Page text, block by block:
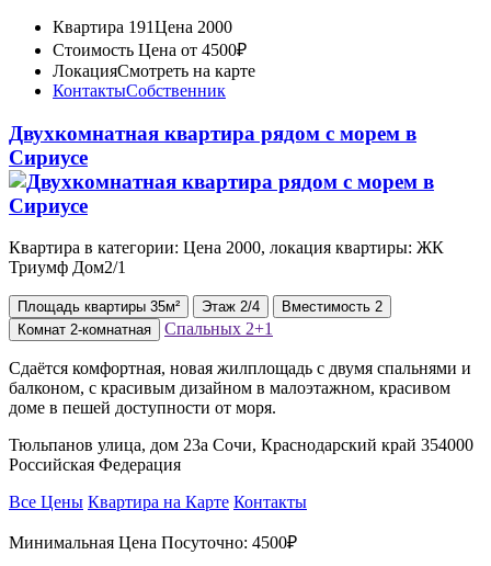
Квартира 191Цена 2000
Стоимость Цена от 4500₽
ЛокацияСмотреть на карте
КонтактыСобственник
Двухкомнатная квартира рядом с морем в
Сириусе
Квартира в категории: Цена 2000, локация квартиры: ЖК
Триумф Дом2/1
Площадь квартиры 35м² Этаж 2/4 Вместимость 2
Комнат 2-комнатная Спальных 2+1
Сдаётся комфортная, новая жилплощадь с двумя спальнями и
балконом, с красивым дизайном в малоэтажном, красивом
доме в пешей доступности от моря.
Тюльпанов улица, дом 23а Сочи, Краснодарский край 354000
Российская Федерация
Все Цены Квартира на Карте Контакты
Минимальная Цена Посуточно: 4500₽